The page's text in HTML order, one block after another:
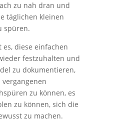
zu nah dran und
täglichen kleinen
spüren.
diese einfachen
festzuhalten und
zu dokumentieren,
zu können, es
zu können, sich die
zu machen.